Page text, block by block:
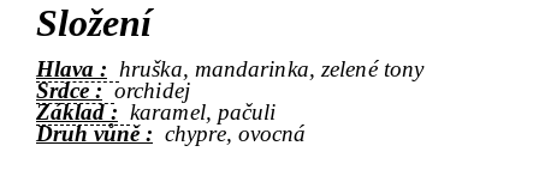
Složení
Hlava : hruška, mandarinka, zelené tony
Srdce : orchidej
Základ : karamel, pačuli
Druh vůně : chypre, ovocná